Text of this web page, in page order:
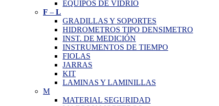
EQUIPOS DE VIDRIO
F – L
GRADILLAS Y SOPORTES
HIDROMETROS TIPO DENSIMETRO
INST. DE MEDICIÓN
INSTRUMENTOS DE TIEMPO
FIOLAS
JARRAS
KIT
LAMINAS Y LAMINILLAS
M
MATERIAL SEGURIDAD